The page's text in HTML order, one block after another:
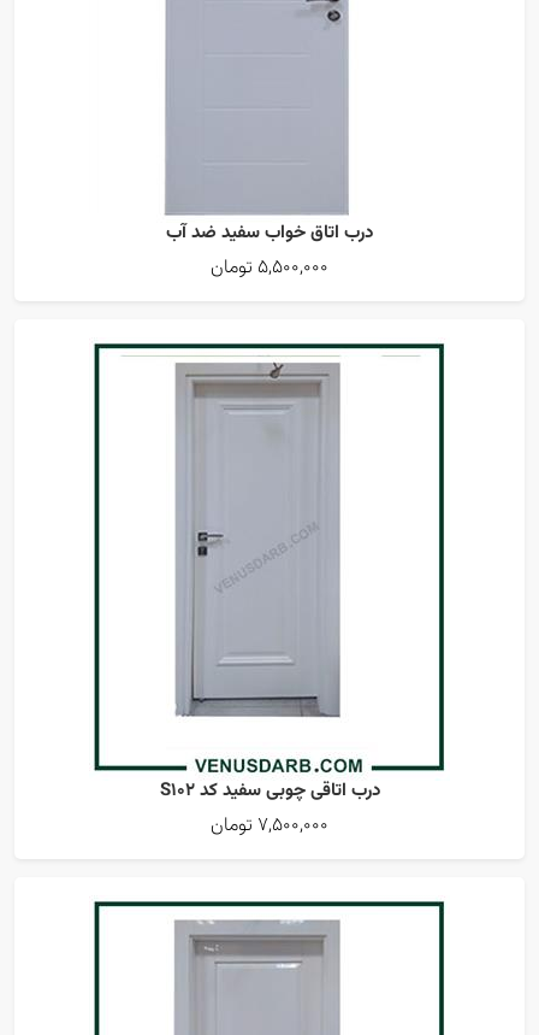
درب اتاق خواب سفید ضد آب
5,500,000 تومان
درب اتاقی چوبی سفید کد S102
7,500,000 تومان